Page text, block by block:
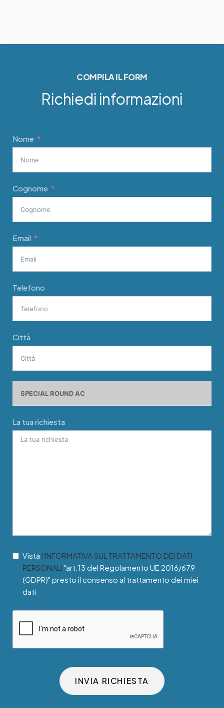
Richiedi informazioni
COMPILA IL FORM
Nome
Cognome
Email
Telefono
Città
La tua richiesta
Vista l’INFORMATIVA SUL TRATTAMENTO DEI DATI
PERSONALI "art.13 del Regolamento UE 2016/679
(GDPR)" presto il consenso al trattamento dei miei
dati
INVIA RICHIESTA